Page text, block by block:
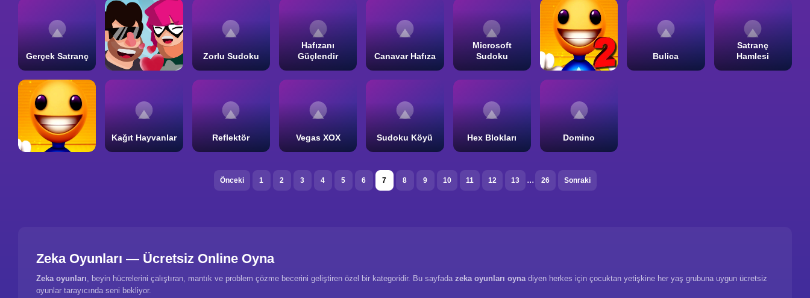
Gerçek Satranç Zorlu Sudoku
Hafızanı
Güçlendir
Canavar Hafıza
Microsoft
Sudoku
Bulica
Satranç
Hamlesi
Kağıt Hayvanlar Reflektör Vegas XOX Sudoku Köyü Hex Blokları Domino
Önceki 1 2 3 4 5 6 7 8 9 10 11 12 13 ... 26 Sonraki
Zeka Oyunları — Ücretsiz Online Oyna
Zeka oyunları, beyin hücrelerini çalıştıran, mantık ve problem çözme becerini geliştiren özel bir kategoridir. Bu sayfada zeka oyunları oynadiyen herkes için çocuktan yetişkine her yaş grubuna uygun ücretsiz
oyunlar tarayıcında seni bekliyor.